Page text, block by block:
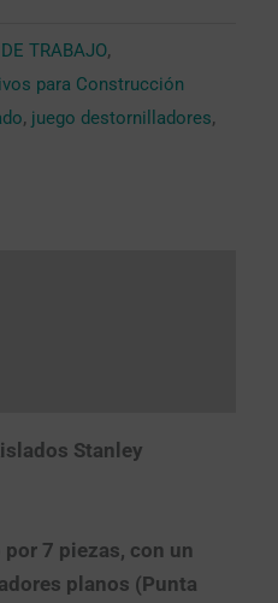
TRABAJO,
para Construcción
, juego destornilladores,
Stanley
7 piezas, con un
planos (Punta